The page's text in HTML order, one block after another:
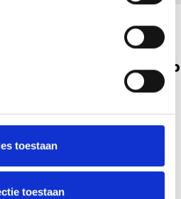
toestaan
toestaan
Ford 600 MQ 2024